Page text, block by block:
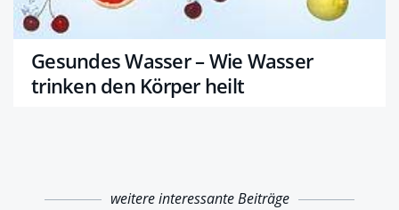
Gesundes Wasser – Wie Wasser
trinken den Körper heilt
weitere interessante Beiträge